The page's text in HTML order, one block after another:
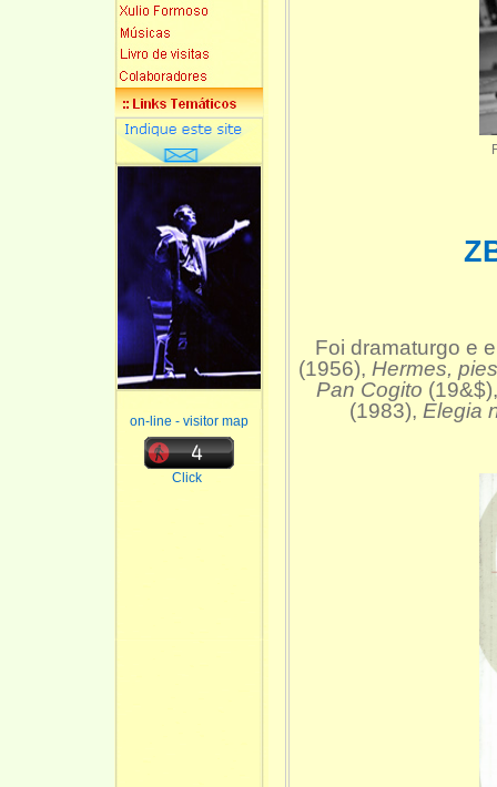
on-line - visitor map
Click
Foi dramaturgo e
(1956), Hermes,
Pan Cogito
(1983), Elegia